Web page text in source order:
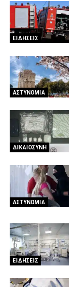
ΕΙΔΗΣΕΙΣ
ΑΣΤΥΝΟΜΙΑ
ΔΙΚΑΙΟΣΥΝΗ
ΑΣΤΥΝΟΜΙΑ
ΕΙΔΗΣΕΙΣ